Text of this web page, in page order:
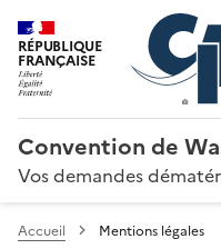
RÉPUBLIQUE
FRANÇAISE
Convention de
Vos demandes
Accueil Mentions légales